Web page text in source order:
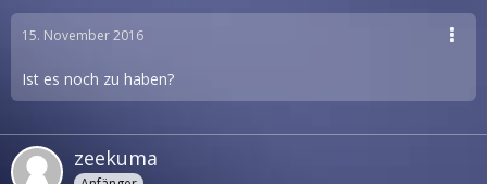
15. November 2016
Ist es noch zu haben?
zeekuma